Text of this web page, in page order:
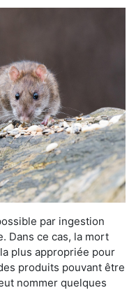
par ingestion
Dans ce cas, la mort
plus appropriée pour
produits pouvant être
nommer quelques